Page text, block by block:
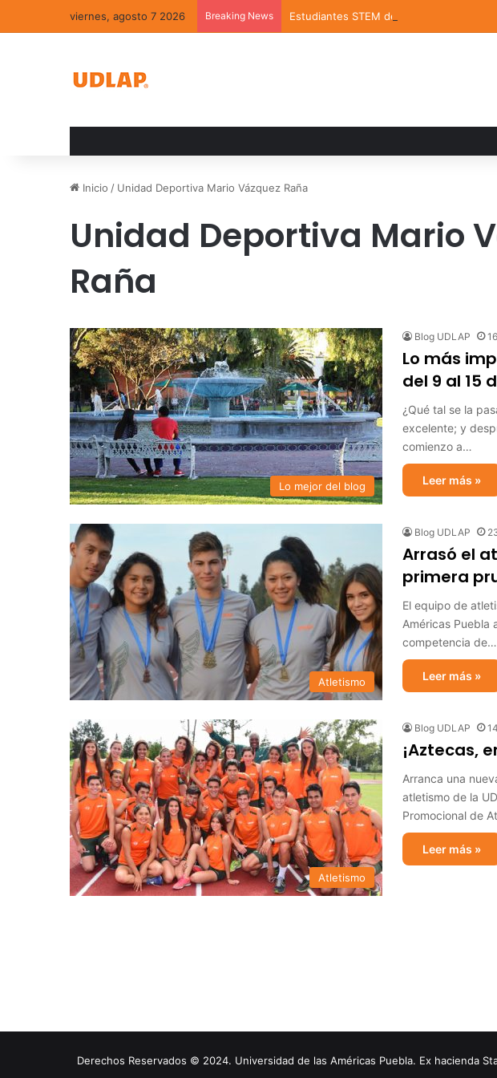
viernes, agosto 7 2026 Breaking News Estudiantes STEM de la UDLAP destacan
Inicio / Unidad Deportiva Mario Vázquez Raña
Unidad Deportiva Mario
Raña
Lo mejor del blog
Blog UDLAP
Lo más
del 9 al 15
¿Qué tal se la
excelente; y
comienzo a…
Leer más »
Atletismo
Blog UDLAP
Arrasó el
primera
El equipo de
Américas Puebla
competencia de…
Leer más »
Atletismo
Blog UDLAP
¡Aztecas,
Arranca una
atletismo de la
Promocional de
Leer más »
Derechos Reservados © 2024. Universidad de las Américas Puebla. Ex hacienda